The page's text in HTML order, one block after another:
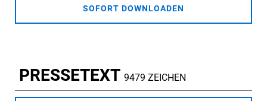
SOFORT DOWNLOADEN
PRESSETEXT 9479 ZEICHEN